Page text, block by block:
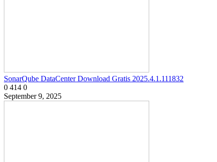
SonarQube DataCenter Download Gratis 2025.4.1.111832
0 414 0
September 9, 2025